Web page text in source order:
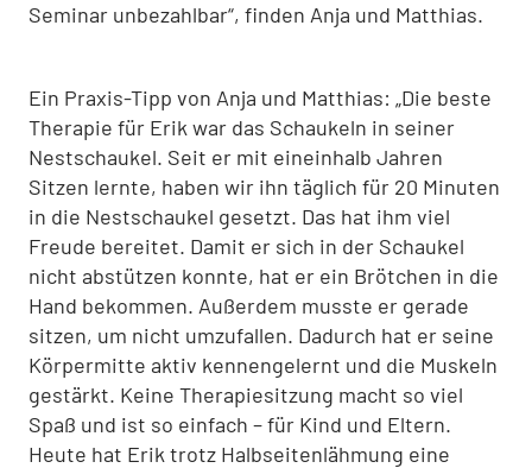
Seminar unbezahlbar“, finden Anja und Matthias.
Ein Praxis-Tipp von Anja und Matthias: „Die beste
Therapie für Erik war das Schaukeln in seiner
Nestschaukel. Seit er mit eineinhalb Jahren
Sitzen lernte, haben wir ihn täglich für 20 Minuten
in die Nestschaukel gesetzt. Das hat ihm viel
Freude bereitet. Damit er sich in der Schaukel
nicht abstützen konnte, hat er ein Brötchen in die
Hand bekommen. Außerdem musste er gerade
sitzen, um nicht umzufallen. Dadurch hat er seine
Körpermitte aktiv kennengelernt und die Muskeln
gestärkt. Keine Therapiesitzung macht so viel
Spaß und ist so einfach – für Kind und Eltern.
Heute hat Erik trotz Halbseitenlähmung eine